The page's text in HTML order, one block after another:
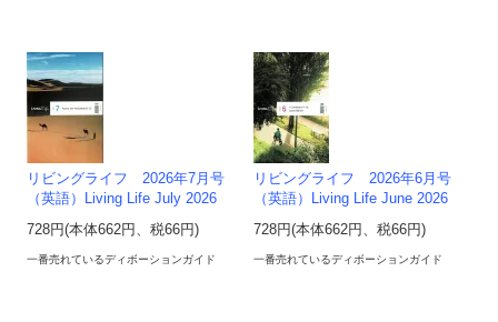
リビングライフ 2026年7月号
（英語）Living Life July 2026
728円(本体662円、税66円)
一番売れているディボーションガイド
リビングライフ 2026年6月号
（英語）Living Life June 2026
728円(本体662円、税66円)
一番売れているディボーションガイド